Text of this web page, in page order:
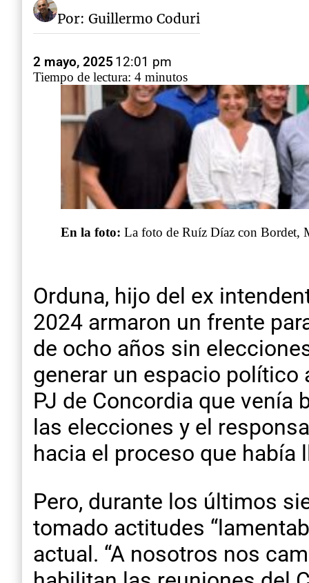
Por: Guillermo Coduri
2 mayo, 2025 12:01 pm
Tiempo de lectura: 4 minutos
En la foto: La foto de Ruíz Díaz con Bordet,
Orduna, hijo del ex
2024 armaron un frente
de ocho años sin
generar un espacio político
PJ de Concordia que venía
las elecciones y el
hacia el proceso que había
Pero, durante los últimos
tomado actitudes
actual. “A nosotros nos